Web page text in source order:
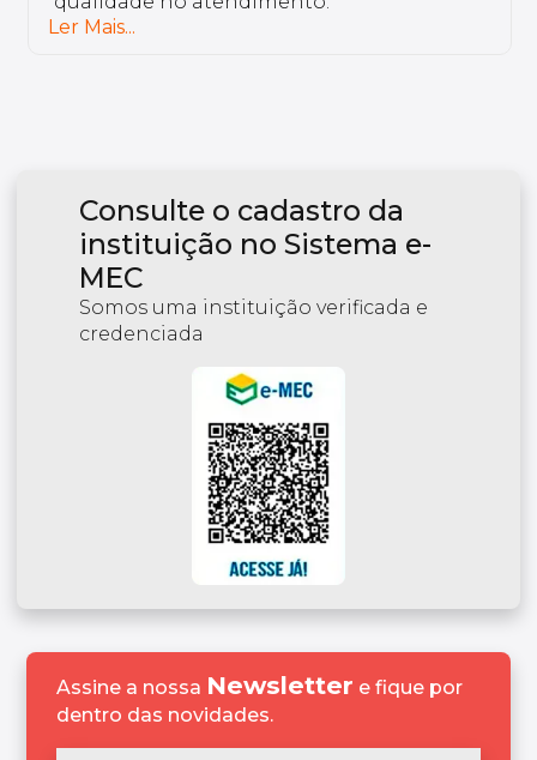
Ler Mais...
Consulte o cadastro da
instituição no Sistema e-
MEC
Somos uma instituição verificada e
credenciada
Assine a nossa Newsletter e fique por
dentro das novidades.